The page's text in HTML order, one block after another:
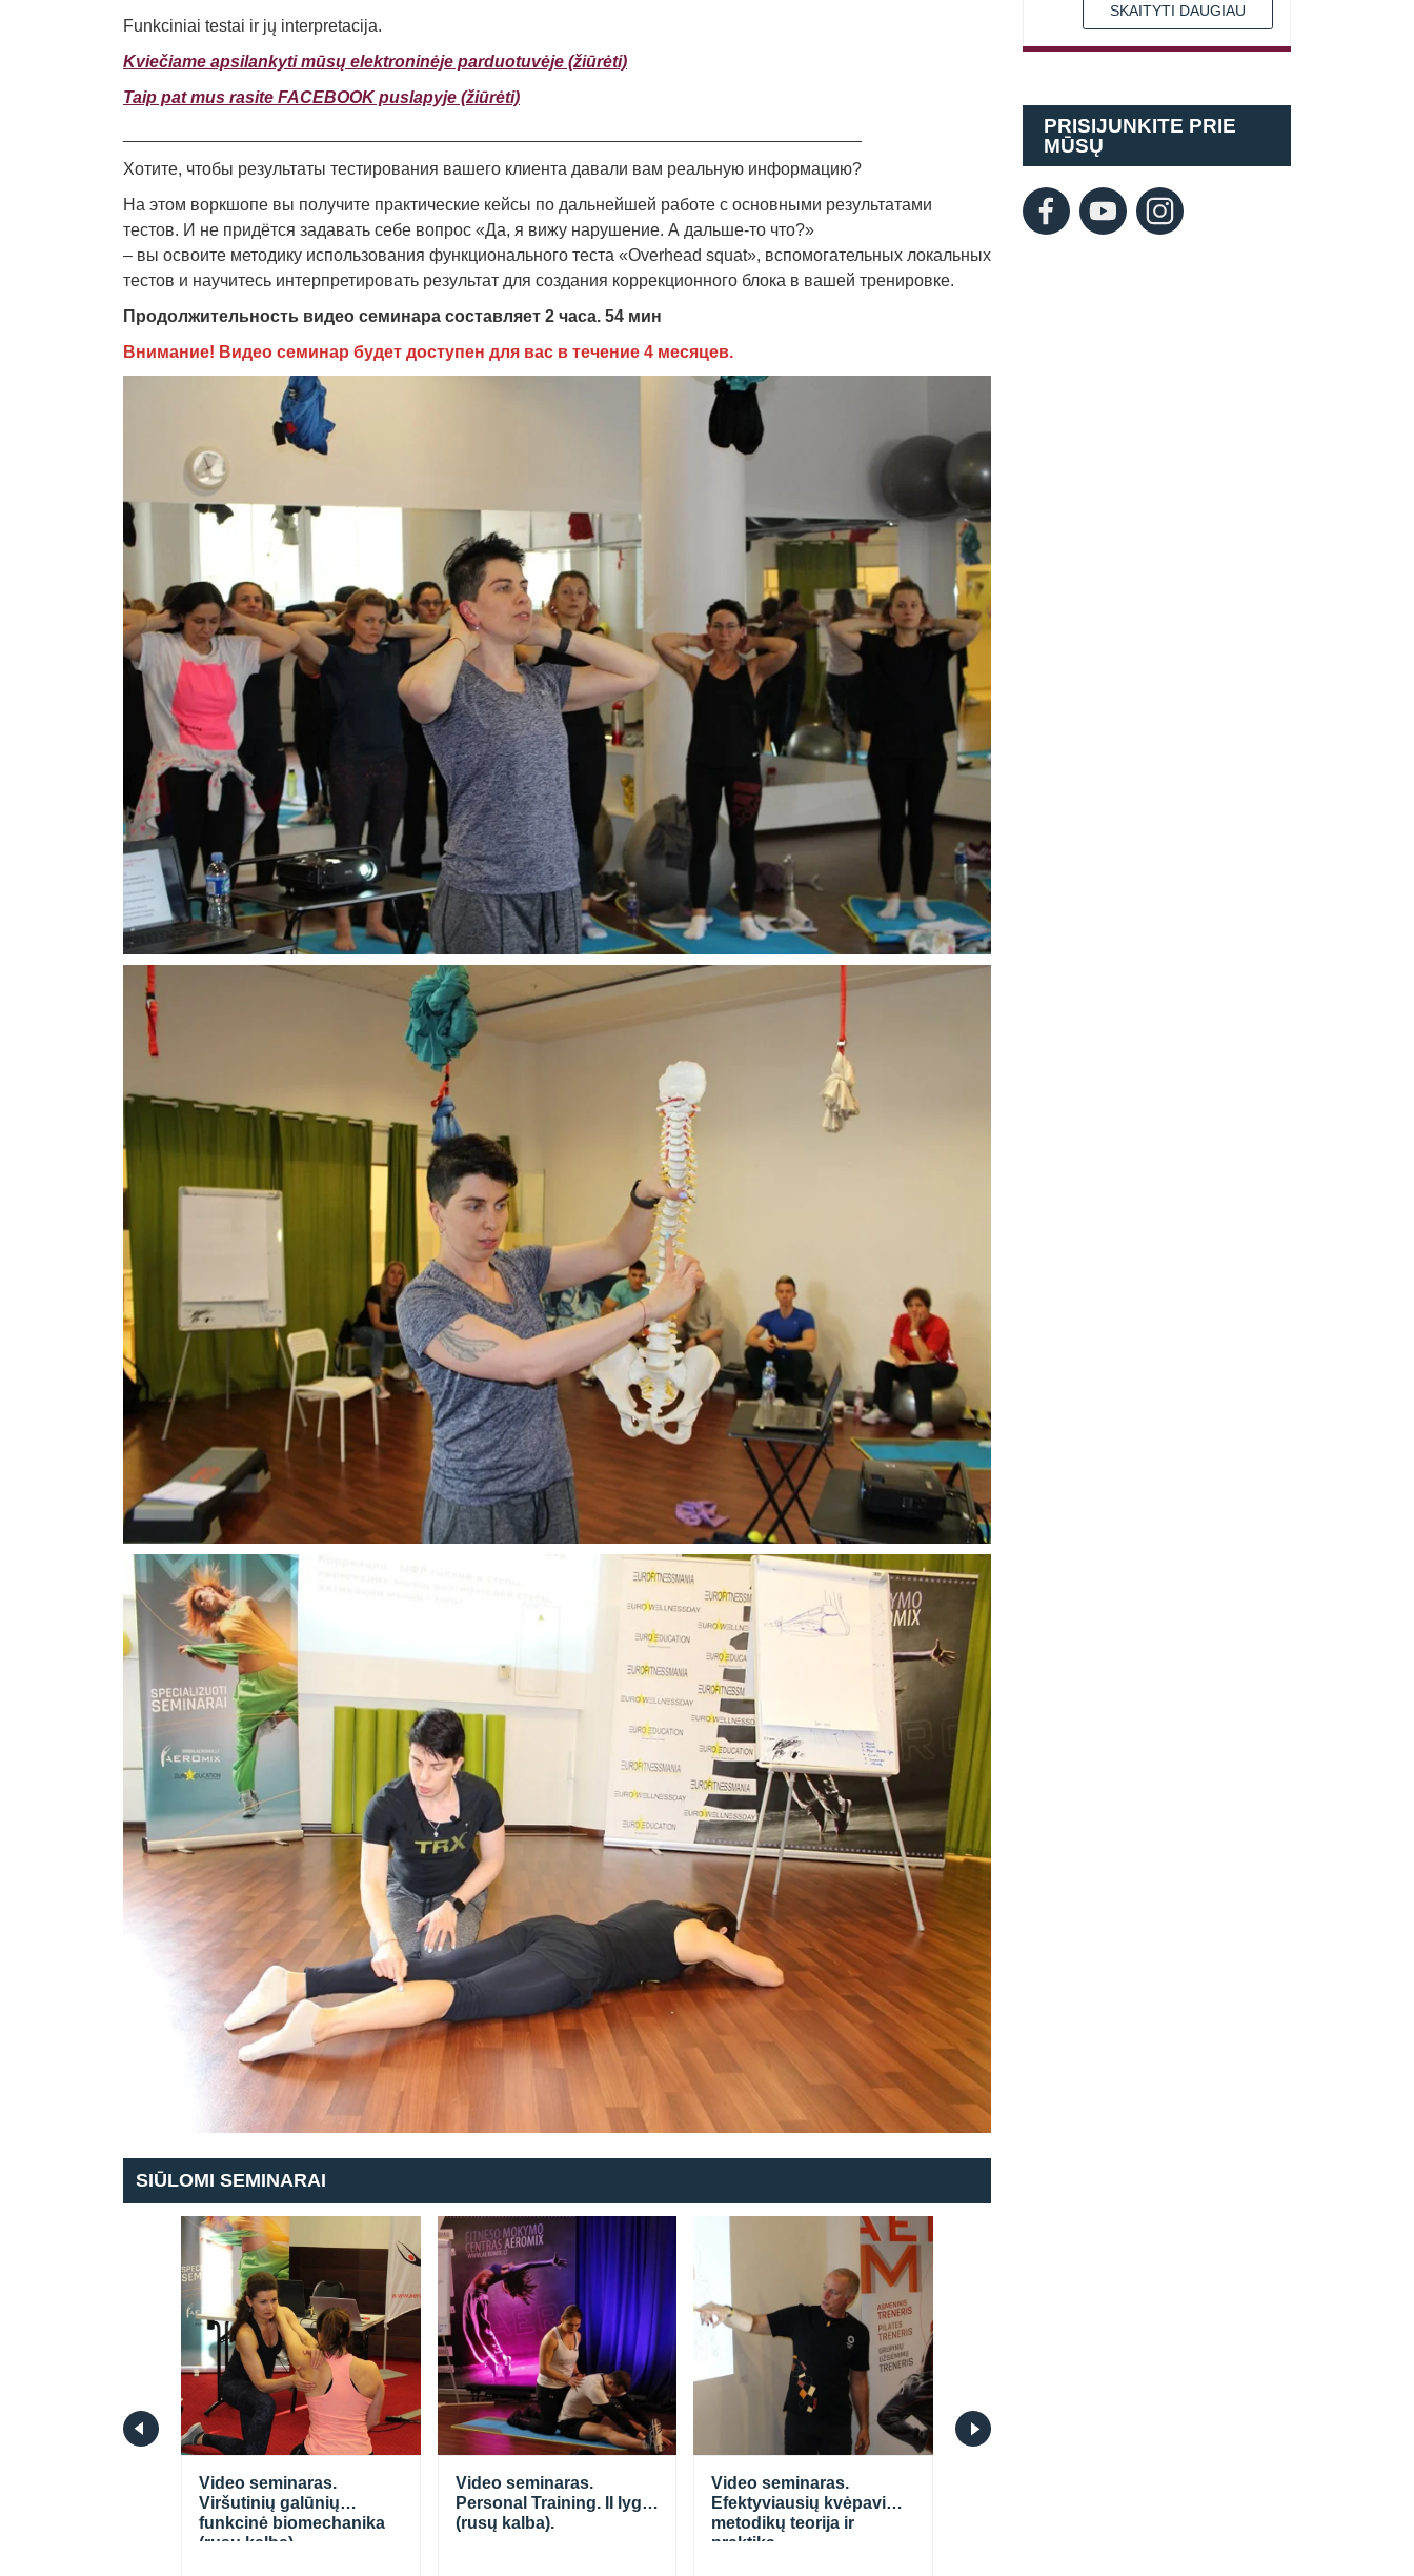
Funkciniai testai ir jų interpretacija.
Kviečiame apsilankyti mūsų elektroninėje parduotuvėje (žiūrėti)
Taip pat mus rasite FACEBOOK puslapyje (žiūrėti)
Хотите, чтобы результаты тестирования вашего клиента давали вам реальную информацию?
На этом воркшопе вы получите практические кейсы по дальнейшей работе с основными результатами
тестов. И не придётся задавать себе вопрос «Да, я вижу нарушение. А дальше-то что?»
– вы освоите методику использования функционального теста «Overhead squat», вспомогательных локальных
тестов и научитесь интерпретировать результат для создания коррекционного блока в вашей тренировке.
Продолжительность видео семинара составляет 2 часа. 54 мин
Внимание! Видео семинар будет доступен для вас в течение 4 месяцев.
SIŪLOMI SEMINARAI
Video seminaras.
Viršutinių galūnių
funkcinė biomechanika
(rusų kalba).
Video seminaras.
Personal Training. II lygis
(rusų kalba).
Video seminaras.
Efektyviausių kvėpavimo
metodikų teorija ir
praktika
SKAITYTI DAUGIAU
PRISIJUNKITE PRIE
MŪSŲ
Prisijungti